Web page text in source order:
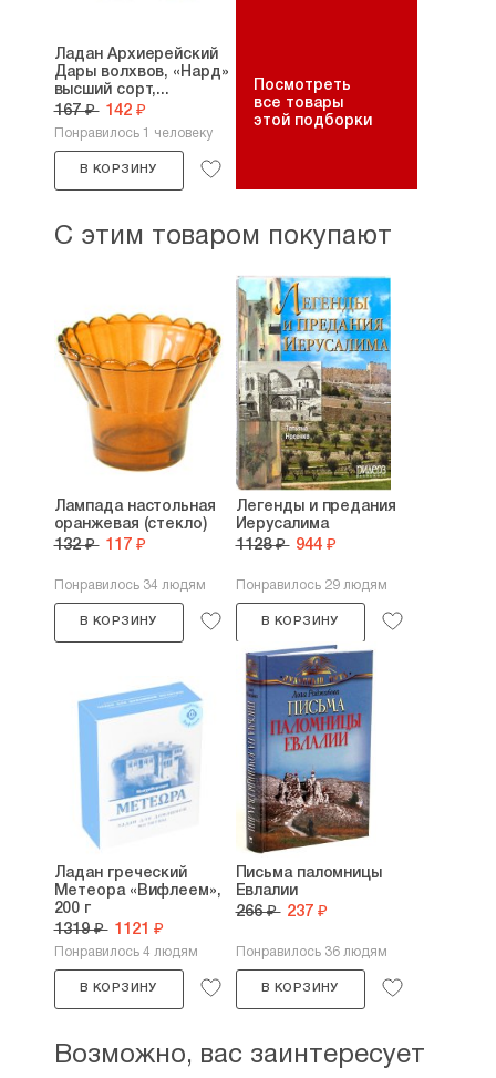
Ладан Архиерейский
Дары волхвов, «Нард»
высший сорт,...
167 ₽ 142 ₽
Понравилось 1 человеку
В КОРЗИНУ
Посмотреть
все товары
этой подборки
С этим товаром покупают
Лампада настольная
оранжевая (стекло)
132 ₽ 117 ₽
Понравилось 34 людям
В КОРЗИНУ
Легенды и предания
Иерусалима
1128 ₽ 944 ₽
Понравилось 29 людям
В КОРЗИНУ
Ладан греческий
Метеора «Вифлеем»,
200 г
1319 ₽ 1121 ₽
Понравилось 4 людям
В КОРЗИНУ
Письма паломницы
Евлалии
266 ₽ 237 ₽
Понравилось 36 людям
В КОРЗИНУ
Возможно, вас заинтересует